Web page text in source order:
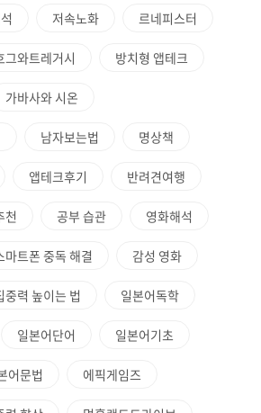
저속노화 르네피스터
그와트레거시 방치형 앱테크
가바사와 시온
남자보는법 명상책
앱테크후기 반려견여행
천 공부 습관 영화해석
마트폰 중독 해결 감성 영화
중력 높이는 법 일본어독학
일본어단어 일본어기초
어문법 에픽게임즈